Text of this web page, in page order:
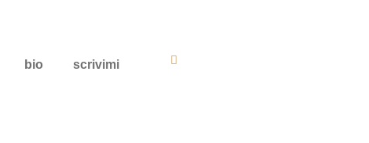
bio scrivimi